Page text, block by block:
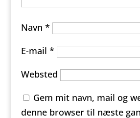
Navn *
E-mail *
Websted
Gem mit navn, mail og
denne browser til næste